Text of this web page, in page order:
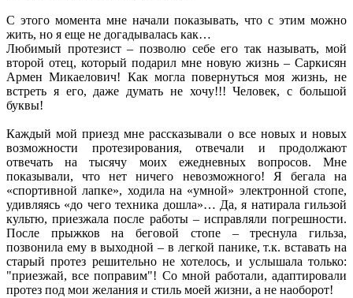
С этого момента мне начали показывать, что с этим можно
жить, но я еще не догадывалась как…
Любимый протезист – позволю себе его так называть, мой
второй отец, который подарил мне новую жизнь – Саркисян
Армен Микаелович! Как могла повернуться моя жизнь, не
встреть я его, даже думать не хочу!!! Человек, с большой
буквы!
Каждый мой приезд мне рассказывали о все новых и новых
возможности протезирования, отвечали и продолжают
отвечать на тысячу моих ежедневных вопросов. Мне
показывали, что нет ничего невозможного! Я бегала на
«спортивной лапке», ходила на «умной» электронной стопе,
удивляясь «до чего техника дошла»… Да, я натирала гильзой
культю, приезжала после работы – исправляли погрешности.
После прыжков на беговой стопе – треснула гильза,
позвонила ему в выходной – в легкой панике, т.к. вставать на
старый протез решительно не хотелось, и услышала только:
"приезжай, все поправим"! Со мной работали, адаптировали
протез под мои желания и стиль моей жизни, а не наоборот!